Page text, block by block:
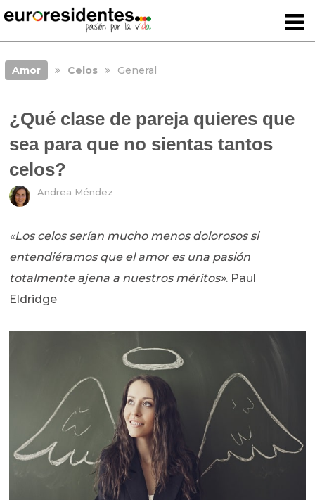
Amor Celos General
¿Qué clase de pareja quieres que
sea para que no sientas tantos
celos?
Andrea Méndez
«Los celos serían mucho menos dolorosos si
entendiéramos que el amor es una pasión
totalmente ajena a nuestros méritos». Paul
Eldridge